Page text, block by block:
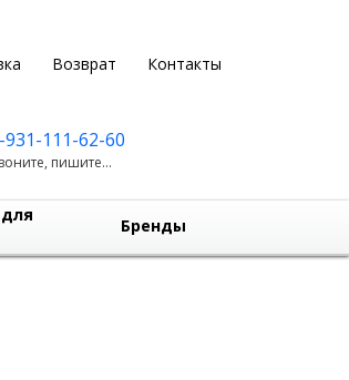
Возврат Контакты
931-111-62-60
пишите...
Бренды